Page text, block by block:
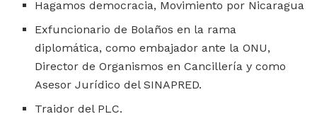
Hagamos democracia, Movimiento por Nicaragua
Exfuncionario de Bolaños en la rama
diplomática, como embajador ante la ONU,
Director de Organismos en Cancillería y como
Asesor Jurídico del SINAPRED.
Traidor del PLC.